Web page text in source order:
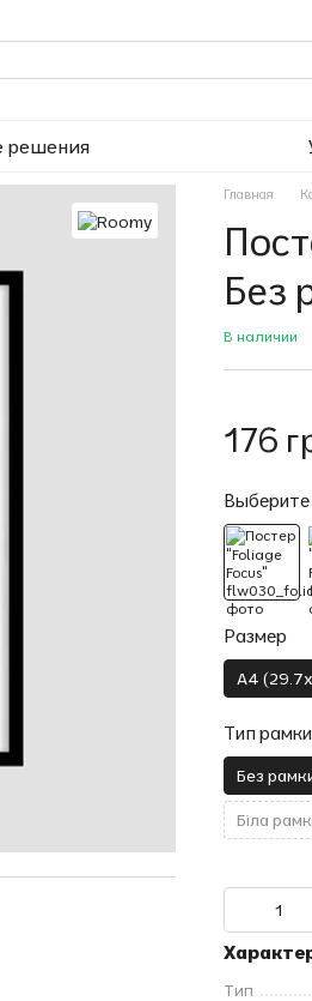
решения
Главная
Без
В наличии
176
Выберите
Размер
A4
Тип рамки
Без
Біла
Тип